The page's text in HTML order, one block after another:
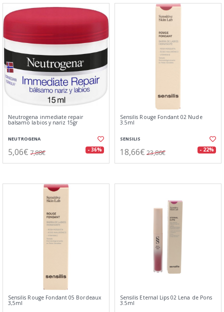
Neutrogena inmediate repair
balsamo labios y nariz 15gr
NEUTROGENA
5,06€ 7,88€ - 36%
Sensilis Rouge Fondant 02 Nude
3.5ml
SENSILIS
18,66€ 23,86€ - 22%
Sensilis Rouge Fondant 05 Bordeaux
3,5ml
Sensilis Eternal Lips 02 Lena de Pons
3.5ml